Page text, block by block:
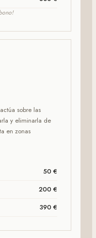
sobre las
y eliminarla de
en zonas
50 €
200 €
390 €